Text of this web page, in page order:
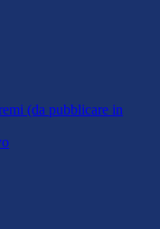
(da pubblicare in